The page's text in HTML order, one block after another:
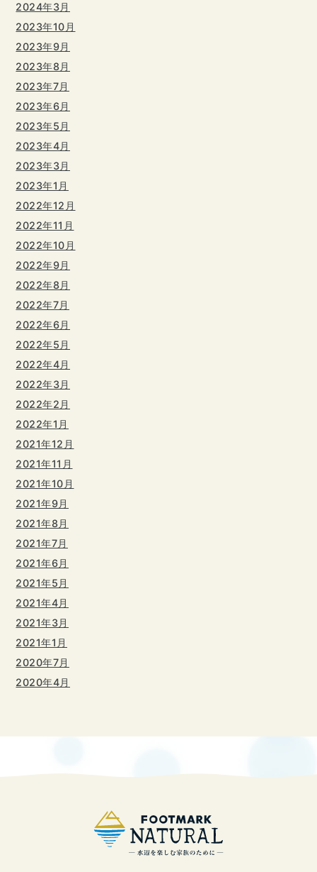
2024年3月
2023年10月
2023年9月
2023年8月
2023年7月
2023年6月
2023年5月
2023年4月
2023年3月
2023年1月
2022年12月
2022年11月
2022年10月
2022年9月
2022年8月
2022年7月
2022年6月
2022年5月
2022年4月
2022年3月
2022年2月
2022年1月
2021年12月
2021年11月
2021年10月
2021年9月
2021年8月
2021年7月
2021年6月
2021年5月
2021年4月
2021年3月
2021年1月
2020年7月
2020年4月